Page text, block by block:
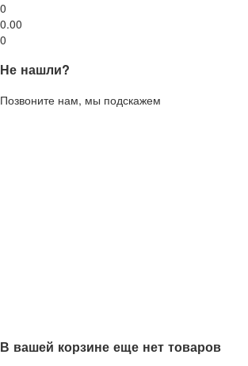
0
0.00
0
Не нашли?
Позвоните нам, мы подскажем
В вашей корзине еще нет товаров